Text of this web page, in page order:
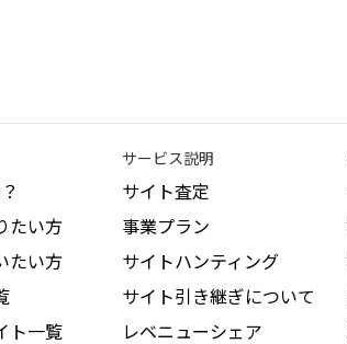
たい方
たい方
ト一覧
サービス説明
サイト査定
事業プラン
サイトハンティング
サイト引き継ぎについて
レベニューシェア